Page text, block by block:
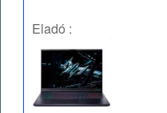
Eladó :